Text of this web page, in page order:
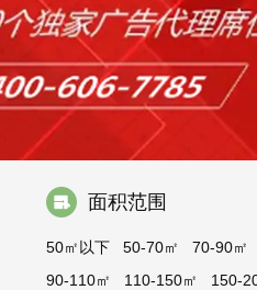
面积范围
50㎡以下 50-70㎡
70-90㎡
90-110㎡
110-150㎡
150-